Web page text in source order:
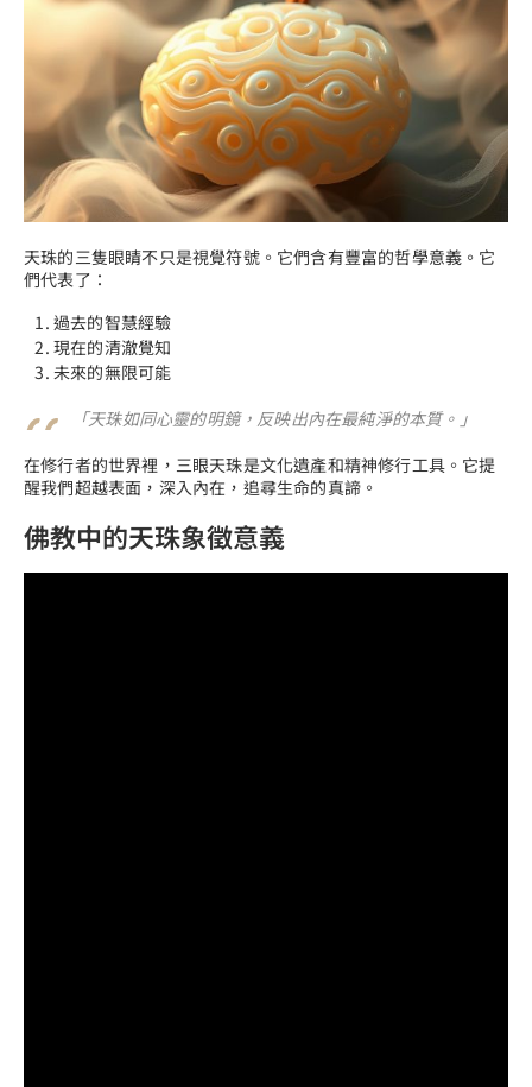
天珠的三隻眼睛不只是視覺符號。它們含有豐富的哲學意義。它
們代表了：
過去的智慧經驗
現在的清澈覺知
未來的無限可能
「天珠如同心靈的明鏡，反映出內在最純淨的本質。」
在修行者的世界裡，三眼天珠是文化遺產和精神修行工具。它提
醒我們超越表面，深入內在，追尋生命的真諦。
佛教中的天珠象徵意義